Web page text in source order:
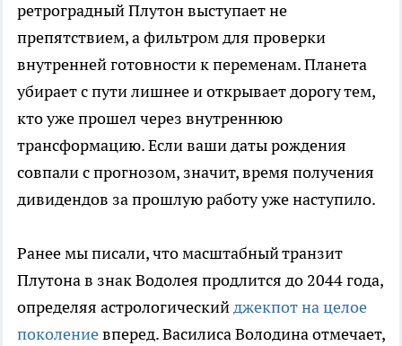
ретроградный Плутон выступает не
препятствием, а фильтром для проверки
внутренней готовности к переменам. Планета
убирает с пути лишнее и открывает дорогу тем,
кто уже прошел через внутреннюю
трансформацию. Если ваши даты рождения
совпали с прогнозом, значит, время получения
дивидендов за прошлую работу уже наступило.
Ранее мы писали, что масштабный транзит
Плутона в знак Водолея продлится до 2044 года,
определяя астрологическийджекпот на целое
поколениевперед. Василиса Володина отмечает,